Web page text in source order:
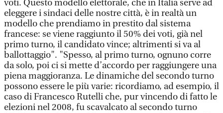
voti. Questo modello elettorale, che in Italia serve ad
eleggere i sindaci delle nostre città, è in realtà un
modello che prendiamo in prestito dal sistema
francese: se viene raggiunto il 50% dei voti, già nel
primo turno, il candidato vince; altrimenti si va al
ballottaggio". "Spesso, al primo turno, ognuno corre
da solo, poi ci si mette d’accordo per raggiungere una
piena maggioranza. Le dinamiche del secondo turno
possono essere le più varie: ricordiamo, ad esempio, il
caso di Francesco Rutelli che, pur vincendo di fatto le
elezioni nel 2008, fu scavalcato al secondo turno